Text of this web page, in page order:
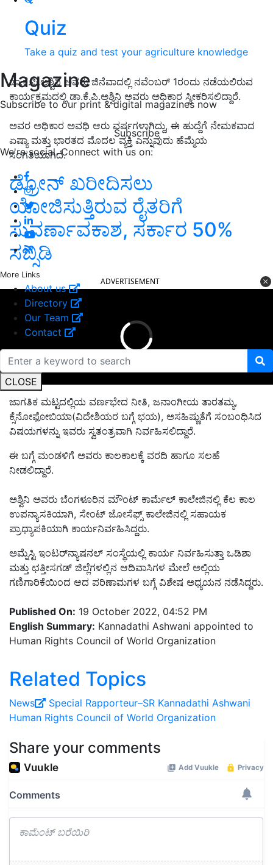
Quiz
Take a quiz and test your agriculture knowledge
Magazine
Subscribe to our print & digital magazines now
Subscribe
We're social. Connect with us on:
More Links
About us
Directory
Our Team
Contact
CLOSE
ಡಾ.ಕೆ.ಪಿ.ಅಶ್ವಿನಿ ಅವರು ಜಿನೆವಾದಲ್ಲಿ ನವೆಂಬರ್ 1ರಂದು ನಡೆಯಲಿರುವ
ಕಾರ್ಯಕ್ರಮದಲ್ಲಿ ಡಾ.ಕೆ.ಪಿ.ಅಶ್ವಿನಿ ಅವರು ಅಧಿಕಾರ ಸ್ವೀಕರಿಸಲಿದ್ದಾರೆ.
ಅವರ ಅಧಿಕಾರ ಅವಧಿ ಆರು ವರ್ಷಗಳಾಗಿದ್ದು, ಈ ಹುದ್ದೆಗೆ ನೇಮಕವಾದ
ಏಷ್ಯಾ ಮತ್ತು ಭಾರತದ ಮೊದಲ ವ್ಯಕ್ತಿ ಎನ್ನುವುದು ಹೆಮ್ಮೆಯ
ಸಂಗತಿಯಾಗಿದೆ.
ಡ್ರೋನ್ ಖರೀದಿಸಲು
ಯೋಜಿಸುತ್ತಿರುವ ರೈತರಿಗೆ
ಸುವರ್ಣಾವಕಾಶ, ಸರ್ಕಾರ 50%
ಸಬ್ಸಿಡಿ
ADVERTISEMENT
ಜಾಗತಿಕ ಮಟ್ಟದಲ್ಲಿಯ ವರ್ಣಭೇದ ನೀತಿ, ಜನಾಂಗೀಯ ತಾರತಮ್ಯ,
ಕ್ಸೆನೋಫೋಬಿಯಾ(ವಿದೇಶಿಯರ ಬಗ್ಗೆ ಭಯ), ಅಸಹಿಷ್ಣುತೆಗೆ ಸಂಬಂಧಿಸಿದ
ವಿಷಯಗಳನ್ನು ಇವರು ಸ್ವತಂತ್ರವಾಗಿ ನಿರ್ವಹಿಸಲಿದ್ದಾರೆ.
ಈ ಬಗ್ಗೆ ಮಂಡಳಿಗೆ ಅವರು ಕಾಲಕಾಲಕ್ಕೆ ವರದಿ ಹಾಗೂ ಸಲಹೆ
ನೀಡಲಿದ್ದಾರೆ.
ಅಶ್ವಿನಿ ಅವರು ಬೆಂಗಳೂರಿನ ಮೌಂಟ್ ಕಾರ್ಮೆಲ್ ಕಾಲೇಜಿನಲ್ಲಿ ಕೆಲ ಕಾಲ
ಉಪನ್ಯಾಸಕಿಯಾಗಿ, ಸೇಂಟ್‌ ಜೋಸೆಫ್ಸ್ ಕಾಲೇಜಿನಲ್ಲಿ ಸಹಾಯಕ
ಪ್ರಾಧ್ಯಾಪಕಿಯಾಗಿ ಕಾರ್ಯನಿರ್ವಹಿಸಿದ್ದರು.
ಅಮ್ನೆಸ್ಟಿ ಇಂಟರ್‌ನ್ಯಾಷನಲ್ ಸಂಸ್ಥೆಯಲ್ಲಿ ಕಾರ್ಯ ನಿರ್ವಹಿಸುತ್ತಾ ಒಡಿಶಾ
ಮತ್ತು ಛತ್ತೀಸಗಡ್‌ ಜಿಲ್ಲೆಗಳಲ್ಲಿನ ಆದಿವಾಸಿಗಳ ಮೇಲೆ ಅಲ್ಲಿಯ
ಗಣಿಗಾರಿಕೆಯಿಂದ ಆದ ಪರಿಣಾಮಗಳ ಬಗ್ಗೆ ವಿಶೇಷ ಅಧ್ಯಯನ ನಡೆಸಿದ್ದರು.
Published On: 19 October 2022, 04:52 PM
English Summary: Kannadathi Ashwani appointed to
Human Rights Council of World Organization
Related Topics
News Special Rapporteur–SR Kannadathi Ashwani
Human Rights Council of World Organization
Share your comments